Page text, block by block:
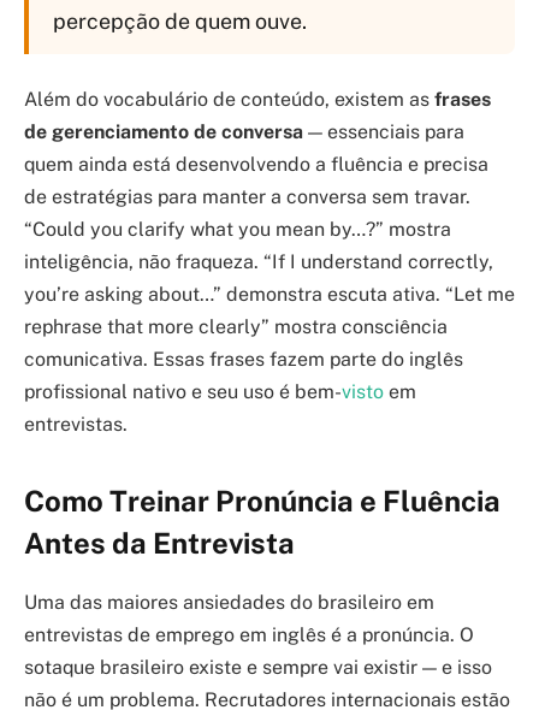
percepção de quem ouve.
Além do vocabulário de conteúdo, existem as frases
de gerenciamento de conversa — essenciais para
quem ainda está desenvolvendo a fluência e precisa
de estratégias para manter a conversa sem travar.
“Could you clarify what you mean by…?” mostra
inteligência, não fraqueza. “If I understand correctly,
you’re asking about…” demonstra escuta ativa. “Let me
rephrase that more clearly” mostra consciência
comunicativa. Essas frases fazem parte do inglês
profissional nativo e seu uso é bem-visto em
entrevistas.
Como Treinar Pronúncia e Fluência
Antes da Entrevista
Uma das maiores ansiedades do brasileiro em
entrevistas de emprego em inglês é a pronúncia. O
sotaque brasileiro existe e sempre vai existir — e isso
não é um problema. Recrutadores internacionais estão